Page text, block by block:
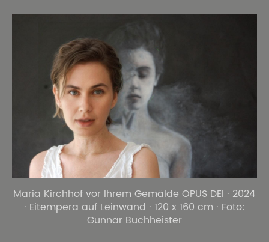
Maria Kirchhof vor Ihrem Gemälde OPUS DEI · 2024
· Eitempera auf Leinwand · 120 x 160 cm · Foto:
Gunnar Buchheister